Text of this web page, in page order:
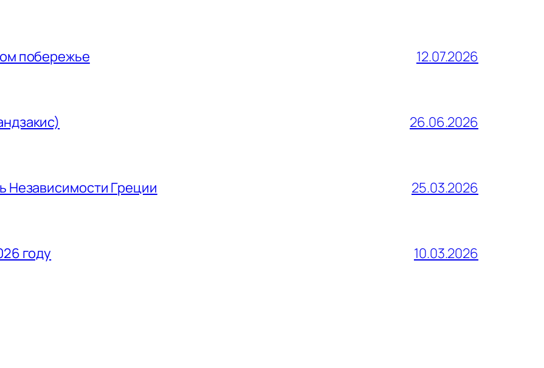
побережье 12.07.2026
26.06.2026
Независимости Греции 25.03.2026
году 10.03.2026